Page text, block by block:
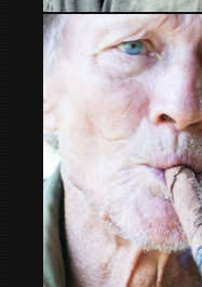
Mercat medieval La Seu